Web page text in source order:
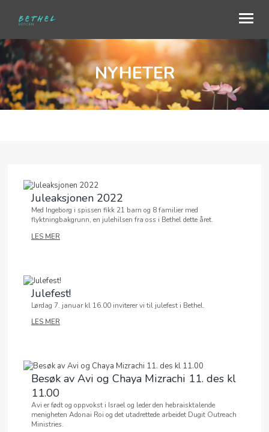
OM OSS
BLI MED
TALER
GAVE
MIN SIDE
NYHETER
Juleaksjonen 2022
Med Ingeborg i spissen fikk 21 barn og 8 familier med
flyktningbakgrunn, en julehilsen fra oss i Bethel dette året.
LES MER
Julefest!
Lørdag 7. januar kl 16.00 inviterer vi til julefest i Bethel.
LES MER
Besøk av Avi og Chaya Mizrachi 11. des kl
11.00
Avi er født og oppvokst i Israel og leder den hebraisktalende
menigheten Adonai Roi og det utadrettede arbeidet Dugit Outreach
Ministries.